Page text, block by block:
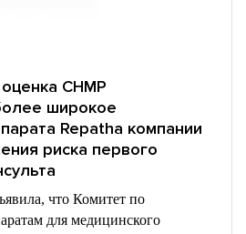
CHMP
широкое
Repatha компании
риска первого
что Комитет по
для медицинского